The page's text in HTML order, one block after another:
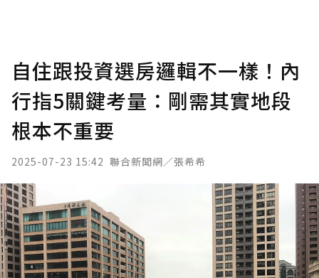
自住跟投資選房邏輯不一樣！內
行指5關鍵考量：剛需其實地段
根本不重要
2025-07-23 15:42 聯合新聞網／張希希